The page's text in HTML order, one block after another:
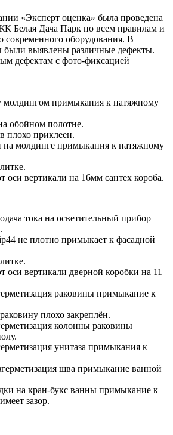
«Эксперт оценка» была проведена
Белая Дача Парк по всем правилам и
современного оборудования. В
были выявлены различные дефекты.
дефектам с фото-фиксацией
молдингом примыкания к натяжному
обойном полотне.
плохо приклеен.
на молдинге примыкания к натяжному
оси вертикали на 16мм сантех короба.
тока на осветительный прибор
не плотно примыкает к фасадной
оси вертикали дверной коробки на 11
раковины примыкание к
плохо закреплён.
колонны раковины
унитаза примыкания к
шва примыкание ванной
на кран-букс ванны примыкание к
зазор.